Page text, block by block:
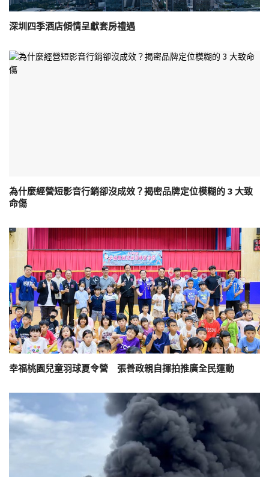
深圳四季酒店傾情呈獻套房禮遇
為什麼經營短影音行銷卻沒成效？揭密品牌定位模糊的 3 大致
命傷
幸福桃園兒童羽球夏令營 張善政親自揮拍推廣全民運動